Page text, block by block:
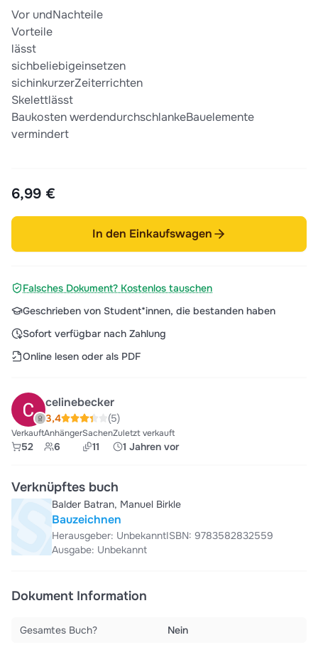
Vor undNachteile
Vorteile
lässt
sichbeliebigeinsetzen
sichinkurzerZeiterrichten
Skelettlässt
Baukosten werdendurchschlankeBauelemente
vermindert
6,99 €
In den Einkaufswagen
Falsches Dokument? Kostenlos tauschen
Geschrieben von Student*innen, die bestanden haben
Sofort verfügbar nach Zahlung
Online lesen oder als PDF
celinebecker
3,4 (5)
Verkauft
52
Anhänger
6
Sachen
11
Zuletzt verkauft
1 Jahren vor
Verknüpftes buch
Balder Batran, Manuel Birkle
Bauzeichnen
Herausgeber: UnbekanntISBN: 9783582832559
Ausgabe: Unbekannt
Dokument Information
Gesamtes Buch?
Nein